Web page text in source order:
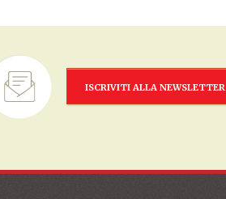
ISCRIVITI ALLA NEWSLETTER